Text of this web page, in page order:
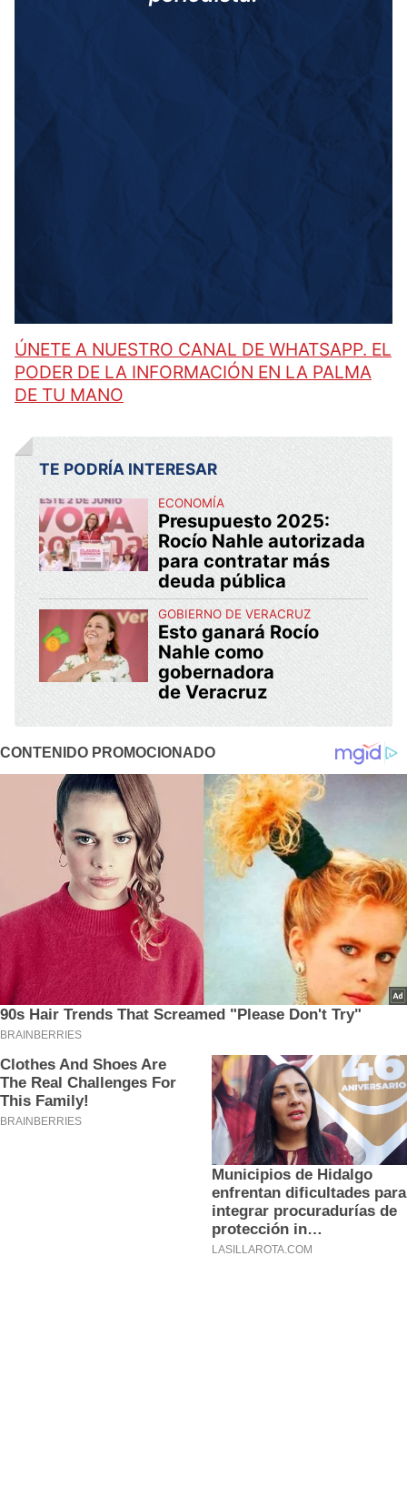
ÚNETE A NUESTRO CANAL DE WHATSAPP. EL
PODER DE LA INFORMACIÓN EN LA PALMA
DE TU MANO
TE PODRÍA INTERESAR
ECONOMÍA
Presupuesto 2025:
Rocío Nahle autorizada
para contratar más
deuda pública
GOBIERNO DE VERACRUZ
Esto ganará Rocío
Nahle como
gobernadora
de Veracruz